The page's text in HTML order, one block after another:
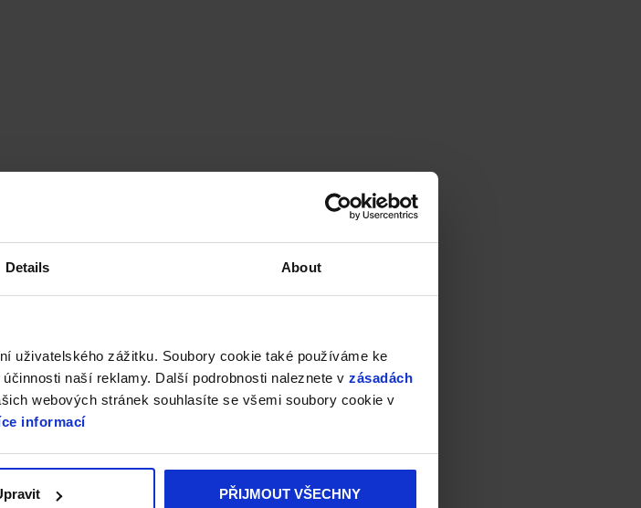
Details About
uživatelského zážitku. Soubory cookie také používáme ke
naší reklamy. Další podrobnosti naleznete v zásadách
webových stránek souhlasíte se všemi soubory cookie v
informací
PŘIJMOUT VŠECHNY